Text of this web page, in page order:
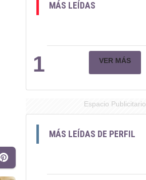
MÁS LEÍDAS
1 VER MÁS
Espacio Publicitario
MÁS LEÍDAS DE PERFIL